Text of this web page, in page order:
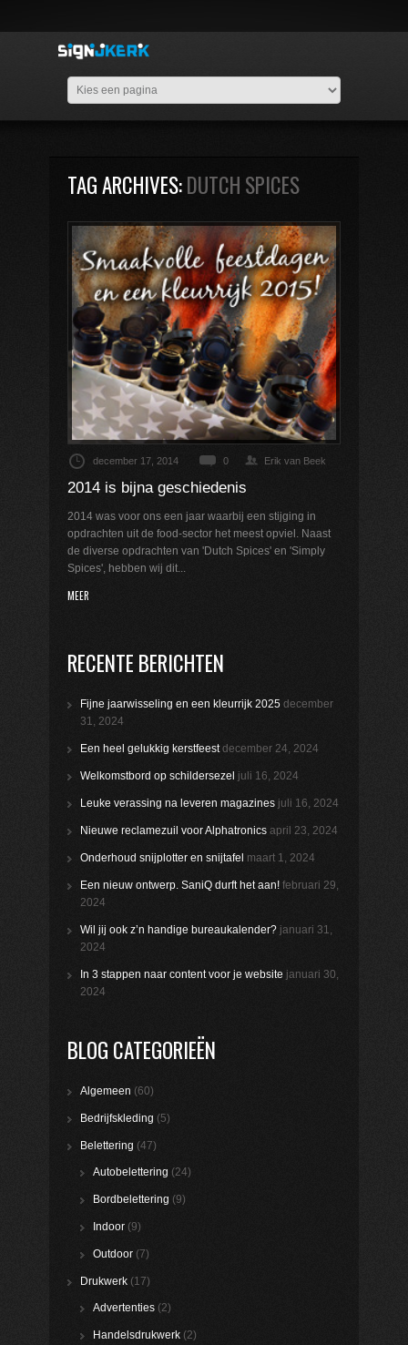
TAG ARCHIVES:DUTCH SPICES
december 17, 2014 0 Erik van Beek
2014 is bijna geschiedenis
2014 was voor ons een jaar waarbij een stijging in
opdrachten uit de food-sector het meest opviel. Naast
de diverse opdrachten van 'Dutch Spices' en 'Simply
Spices', hebben wij dit...
MEER
RECENTE BERICHTEN
Fijne jaarwisseling en een kleurrijk 2025 december
31, 2024
Een heel gelukkig kerstfeest december 24, 2024
Welkomstbord op schildersezel juli 16, 2024
Leuke verassing na leveren magazines juli 16, 2024
Nieuwe reclamezuil voor Alphatronics april 23, 2024
Onderhoud snijplotter en snijtafel maart 1, 2024
Een nieuw ontwerp. SaniQ durft het aan! februari 29,
2024
Wil jij ook z’n handige bureaukalender? januari 31,
2024
In 3 stappen naar content voor je website januari 30,
2024
BLOG CATEGORIEËN
Algemeen (60)
Bedrijfskleding (5)
Belettering (47)
Autobelettering (24)
Bordbelettering (9)
Indoor (9)
Outdoor (7)
Drukwerk (17)
Advertenties (2)
Handelsdrukwerk (2)